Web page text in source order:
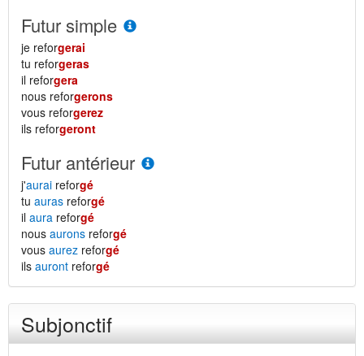
Futur simple
je reforgerai
tu reforgeras
il reforgera
nous reforgerons
vous reforgerez
ils reforgeront
Futur antérieur
j'aurai reforgé
tu auras reforgé
il aura reforgé
nous aurons reforgé
vous aurez reforgé
ils auront reforgé
Subjonctif